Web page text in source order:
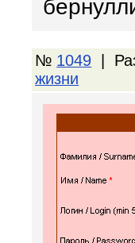
№ 1049 |
жизни